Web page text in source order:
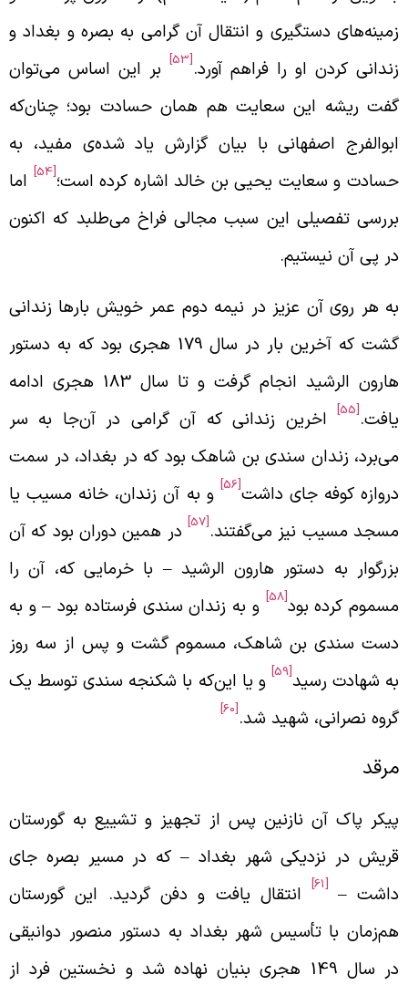
دستگیری و انتقال آن گرامی به بصره و بغداد و
کردن او را فراهم آورد.
بر این اساس می‌توان
ریشه این سعایت هم همان حسادت بود؛ چنان‌که
اصفهانی با بیان گزارش یاد شده‌ی مفید، به
و سعایت یحیی بن خالد اشاره کرده است؛
اما
تفصیلی این سبب مجالی فراخ می‌طلبد که اکنون
پی آن نیستیم.
هر روی آن عزیز در نیمه دوم عمر خویش بارها زندانی
گشت که آخرین بار در سال 179 هجری بود که به دستور
هارون الرشید انجام گرفت و تا سال 183 هجری ادامه
اخرین زندانی که آن گرامی در آن‌جا به سر
زندان سندی بن شاهک بود که در بغداد، در سمت
کوفه جای داشت
و به آن زندان، خانه مسیب یا
مسیب نیز می‌گفتند.
در همین دوران بود که آن
به دستور هارون الرشید– با خرمایی که، آن را
کرده بود
و به زندان سندی فرستاده بود– و به
سندی بن شاهک، مسموم گشت و پس از سه روز
شهادت رسید
و یا این‌که با شکنجه سندی توسط یک
نصرانی، شهید شد.
پاک آن نازنین پس از تجهیز و تشییع به گورستان
در نزدیکی شهر بغداد– که در مسیر بصره جای
–
انتقال یافت و دفن گردید. این گورستان
با تأسیس شهر بغداد به دستور منصور دوانیقی
در سال 149 هجری بنیان نهاده شد و نخستین فرد از